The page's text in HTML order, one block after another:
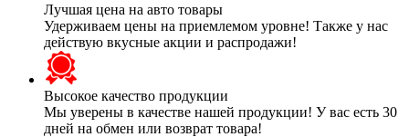
Лучшая цена на авто товары
Удерживаем цены на приемлемом уровне! Также у нас
действую вкусные акции и распродажи!
Высокое качество продукции
Мы уверены в качестве нашей продукции! У вас есть 30
дней на обмен или возврат товара!